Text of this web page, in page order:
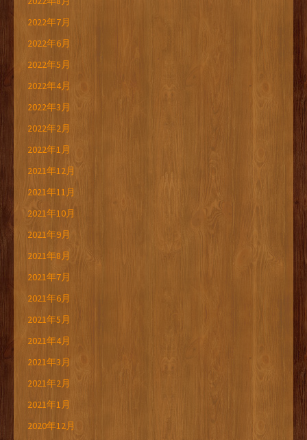
2022年7月
2022年6月
2022年5月
2022年4月
2022年3月
2022年2月
2022年1月
2021年12月
2021年11月
2021年10月
2021年9月
2021年8月
2021年7月
2021年6月
2021年5月
2021年4月
2021年3月
2021年2月
2021年1月
2020年12月